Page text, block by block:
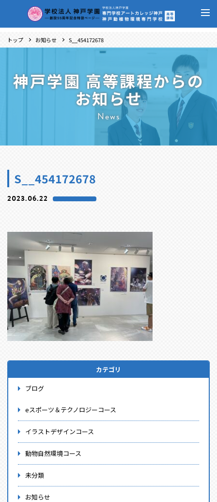
トップ お知らせ S__454172678
神戸学園 高等課程からの
お知らせ
News
S__454172678
2023.06.22
カテゴリ
ブログ
eスポーツ＆テクノロジーコース
イラストデザインコース
動物自然環境コース
未分類
お知らせ